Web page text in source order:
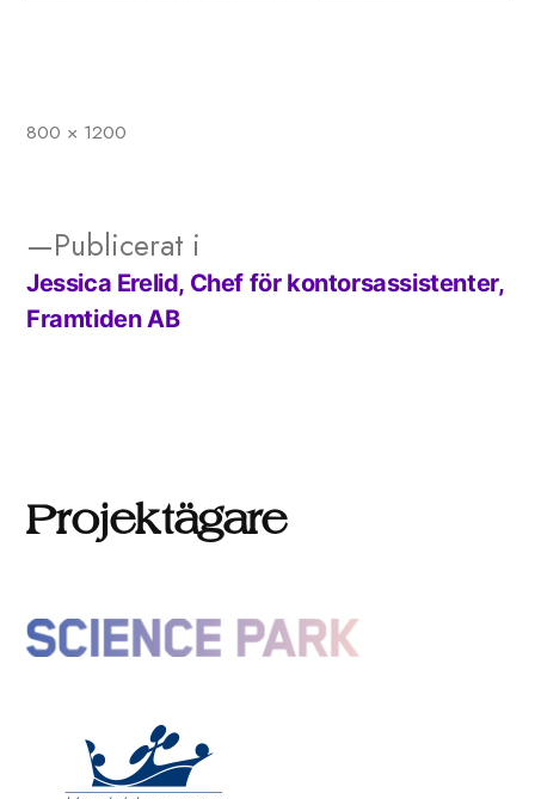
Full
800 × 1200
Inläggsnavigering
Publicerat i
Jessica Erelid, Chef för kontorsassistenter,
Framtiden AB
Projektägare